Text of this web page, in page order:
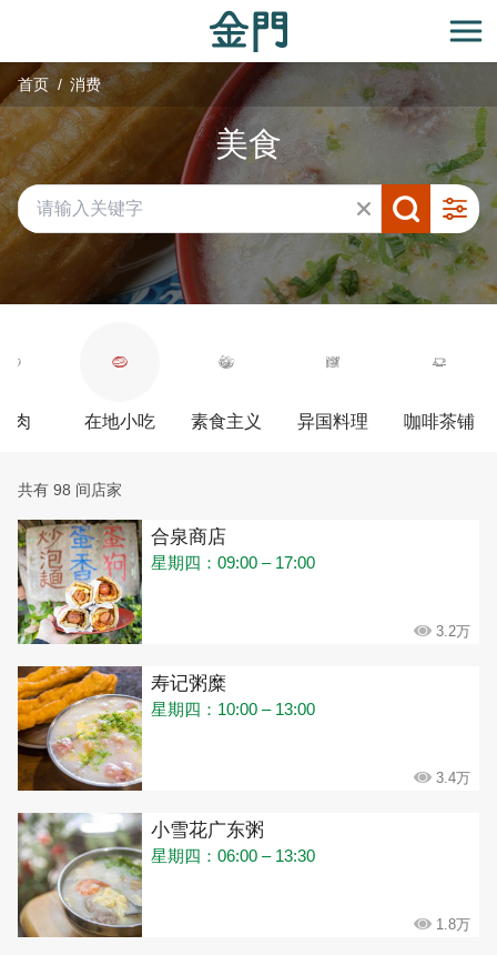
主
要
内
容
区
块
开
首页 消费
美食
肉 在地小吃 素食主义 异国料理 咖啡茶铺
共有 98 间店家
合泉商店
星期四：09:00 – 17:00
3.2万
寿记粥糜
星期四：10:00 – 13:00
3.4万
小雪花广东粥
星期四：06:00 – 13:30
1.8万